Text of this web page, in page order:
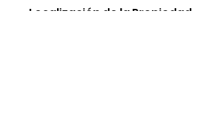
Localización de la Propiedad